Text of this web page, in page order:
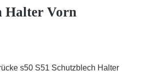
Halter Vorn